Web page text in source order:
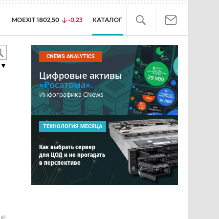
MOEXIT 1802,50 -0,23 КАТАЛОГ
CNEWS ANALYTICS
Цифровые активы
«Росатома».
Инфографика CNews
ТЕХНОЛОГИЯ МЕСЯЦА
Как выбрать сервер
для ЦОД и не прогадать
в перспективе